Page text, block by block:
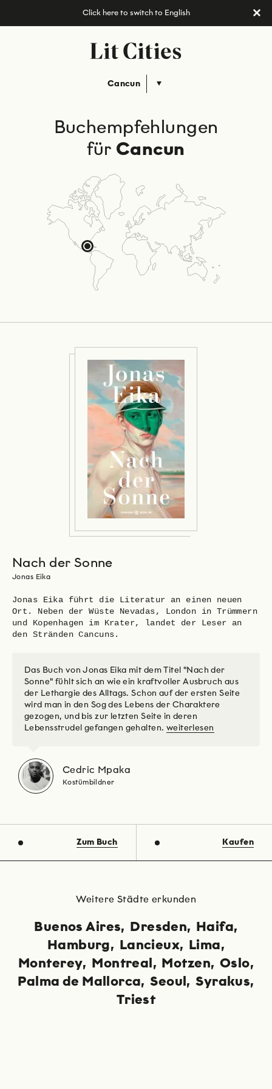
Cancun
Buchempfehlungen
für Cancun
Nach der Sonne
Jonas Eika
Jonas Eika führt die Literatur an einen neuen
Ort. Neben der Wüste Nevadas, London in Trümmern
und Kopenhagen im Krater, landet der Leser an
den Stränden Cancuns.
Das Buch von Jonas Eika mit dem Titel "Nach der
Sonne" fühlt sich an wie ein kraftvoller Ausbruch aus
der Lethargie des Alltags. Schon auf der ersten Seite
wird man in den Sog des Lebens der Charaktere
gezogen, und bis zur letzten Seite in deren
Lebensstrudel gefangen gehalten. weiterlesen
Cedric Mpaka
Kostümbildner
Zum Buch Kaufen
Weitere Städte erkunden
Buenos Aires Dresden
Haifa
Hamburg
Lancieux
Lima
Monterey
Montreal Motzen
Oslo
Palma de Mallorca
Seoul
Syrakus
Triest
Click here to switch to English